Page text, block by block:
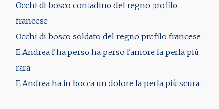
Occhi di bosco contadino del regno profilo
francese
Occhi di bosco soldato del regno profilo francese
E Andrea l'ha perso ha perso l'amore la perla più
rara
E Andrea ha in bocca un dolore la perla più scura.